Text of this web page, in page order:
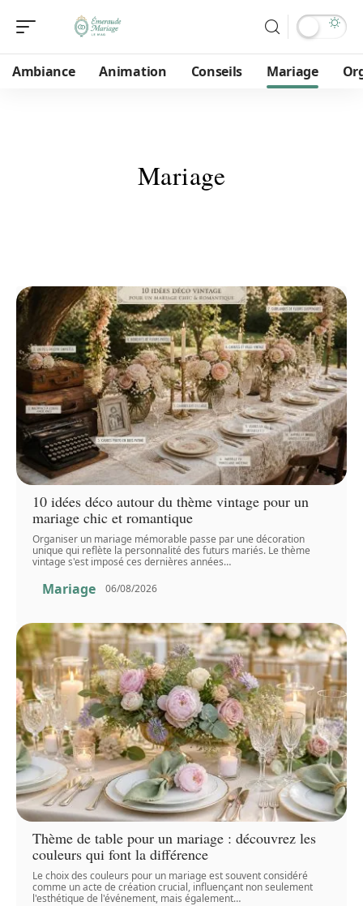
Ambiance Animation Conseils Mariage
Mariage
10 idées déco autour du thème vintage pour un
mariage chic et romantique
Organiser un mariage mémorable passe par une décoration
unique qui reflète la personnalité des futurs mariés. Le thème
vintage s'est imposé ces dernières années…
Mariage 06/08/2026
Thème de table pour un mariage : découvrez les
couleurs qui font la différence
Le choix des couleurs pour un mariage est souvent considéré
comme un acte de création crucial, influençant non seulement
l'esthétique de l'événement, mais également…